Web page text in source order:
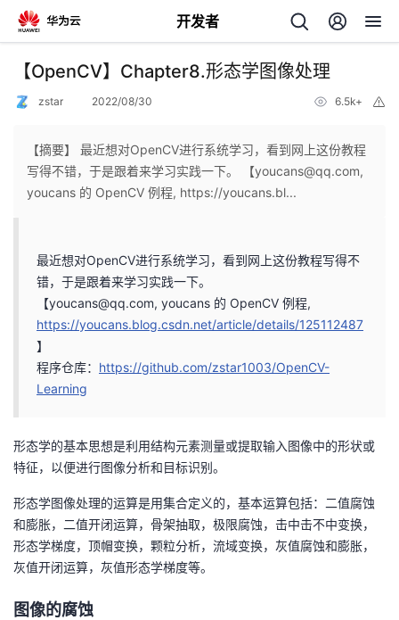
开发者
返
我
的
博
客
我
的
论
我
的
我
【OpenCV】Chapter8.形态学图像处理
zstar 2022/08/30 6.5k+
【摘要】 最近想对OpenCV进行系统学习，看到网上这份教程
写得不错，于是跟着来学习实践一下。 【youcans@qq.com,
youcans 的 OpenCV 例程, https://youcans.bl...
最近想对OpenCV进行系统学习，看到网上这份教程写得不
错，于是跟着来学习实践一下。
【youcans@qq.com, youcans 的 OpenCV 例程,
https://youcans.blog.csdn.net/article/details/125112487
】
程序仓库： https://github.com/zstar1003/OpenCV-
Learning
形态学的基本思想是利用结构元素测量或提取输入图像中的形状或
特征，以便进行图像分析和目标识别。
形态学图像处理的运算是用集合定义的，基本运算包括：二值腐蚀
和膨胀，二值开闭运算，骨架抽取，极限腐蚀，击中击不中变换，
形态学梯度，顶帽变换，颗粒分析，流域变换，灰值腐蚀和膨胀，
灰值开闭运算，灰值形态学梯度等。
图像的腐蚀